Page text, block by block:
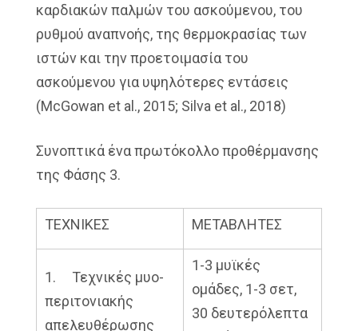
καρδιακών παλμών του ασκούμενου, του
ρυθμού αναπνοής, της θερμοκρασίας των
ιστών και την προετοιμασία του
ασκούμενου για υψηλότερες εντάσεις
(McGowan et al., 2015; Silva et al., 2018)
Συνοπτικά ένα πρωτόκολλο προθέρμανσης
της Φάσης 3.
ΤΕΧΝΙΚΕΣ ΜΕΤΑΒΛΗΤΕΣ
1. Τεχνικές μυο-
περιτονιακής
απελευθέρωσης
1-3 μυϊκές
ομάδες, 1-3 σετ,
30 δευτερόλεπτα